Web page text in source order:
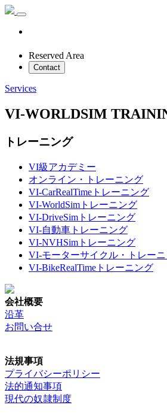
Reserved Area
Contact
Services
VI-WORLDSIM
トレーニング
VI級アカデミー
オンライン・トレーニング
VI-CarRealTimeトレーニング
VI-WorldSimトレーニング
VI-DriveSimトレーニング
VI-自動車トレーニング
VI-NVHSimトレーニング
VI-モーターサイクル・トレー
VI-BikeRealTimeトレーニング
会社概要
沿革
お問い合せ
法規事項
プライバシーポリシー
法的通知事項
現代の奴隷制度